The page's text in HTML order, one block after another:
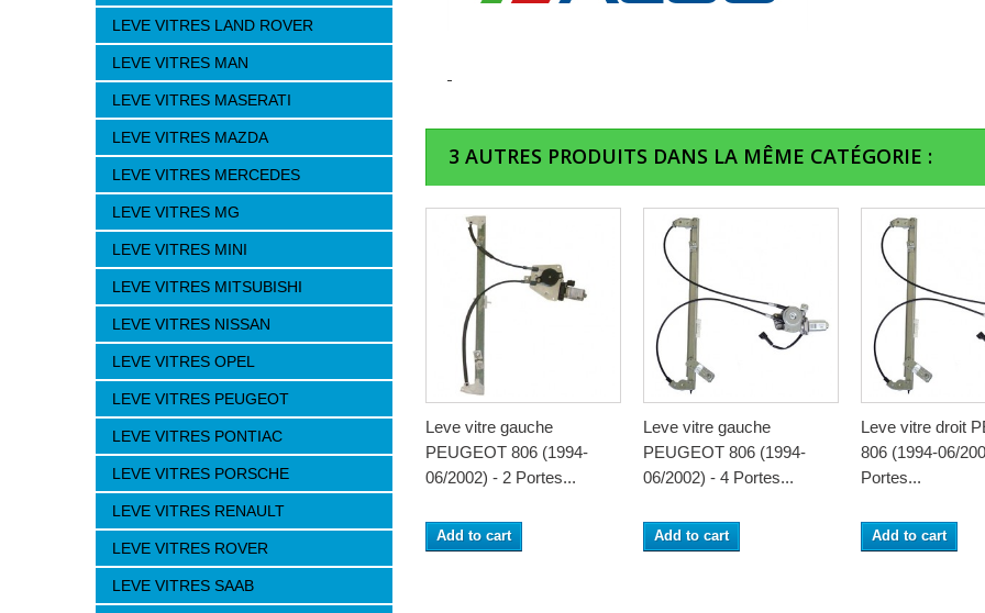
LEVE VITRES LAND ROVER
LEVE VITRES MAN
LEVE VITRES MASERATI
LEVE VITRES MAZDA
LEVE VITRES MERCEDES
LEVE VITRES MG
LEVE VITRES MINI
LEVE VITRES MITSUBISHI
LEVE VITRES NISSAN
LEVE VITRES OPEL
LEVE VITRES PEUGEOT
LEVE VITRES PONTIAC
LEVE VITRES PORSCHE
LEVE VITRES RENAULT
LEVE VITRES ROVER
LEVE VITRES SAAB
3 AUTRES PRODUITS DANS LA MÊME CATÉGORIE :
Leve vitre gauche
PEUGEOT 806 (1994-
06/2002) - 2 Portes...
Add to cart
Leve vitre gauche
PEUGEOT 806 (1994-
06/2002) - 4 Portes...
Add to cart
Leve vitre droit
806 (1994-06/
Portes...
Add to cart